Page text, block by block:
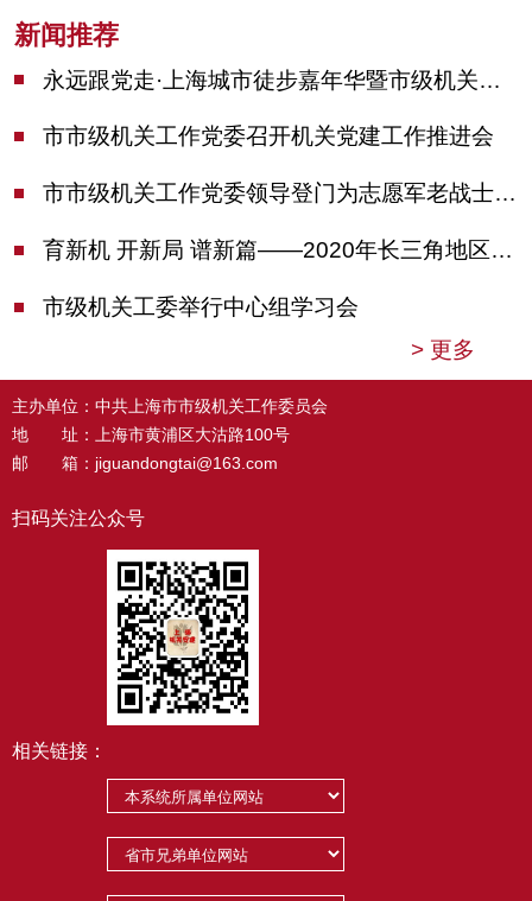
新闻推荐
永远跟党走·上海城市徒步嘉年华暨市级机关运动会开幕
市市级机关工作党委召开机关党建工作推进会
市市级机关工作党委领导登门为志愿军老战士佩戴纪念章
育新机 开新局 谱新篇——2020年长三角地区机关党建工作研讨会在南京召开
市级机关工委举行中心组学习会
> 更多